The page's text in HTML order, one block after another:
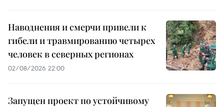
Наводнения и смерчи привели к
гибели и травмированию четырех
человек в северных регионах
02/08/2026 22:00
Запущен проект по устойчивому